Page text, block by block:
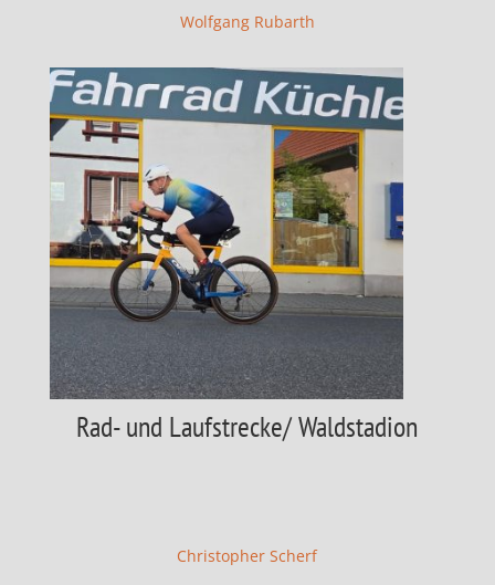
Wolfgang Rubarth
Rad- und Laufstrecke/ Waldstadion
Christopher Scherf